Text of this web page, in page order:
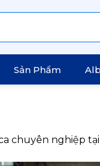
Sản Phẩm
chuyên nghiệp